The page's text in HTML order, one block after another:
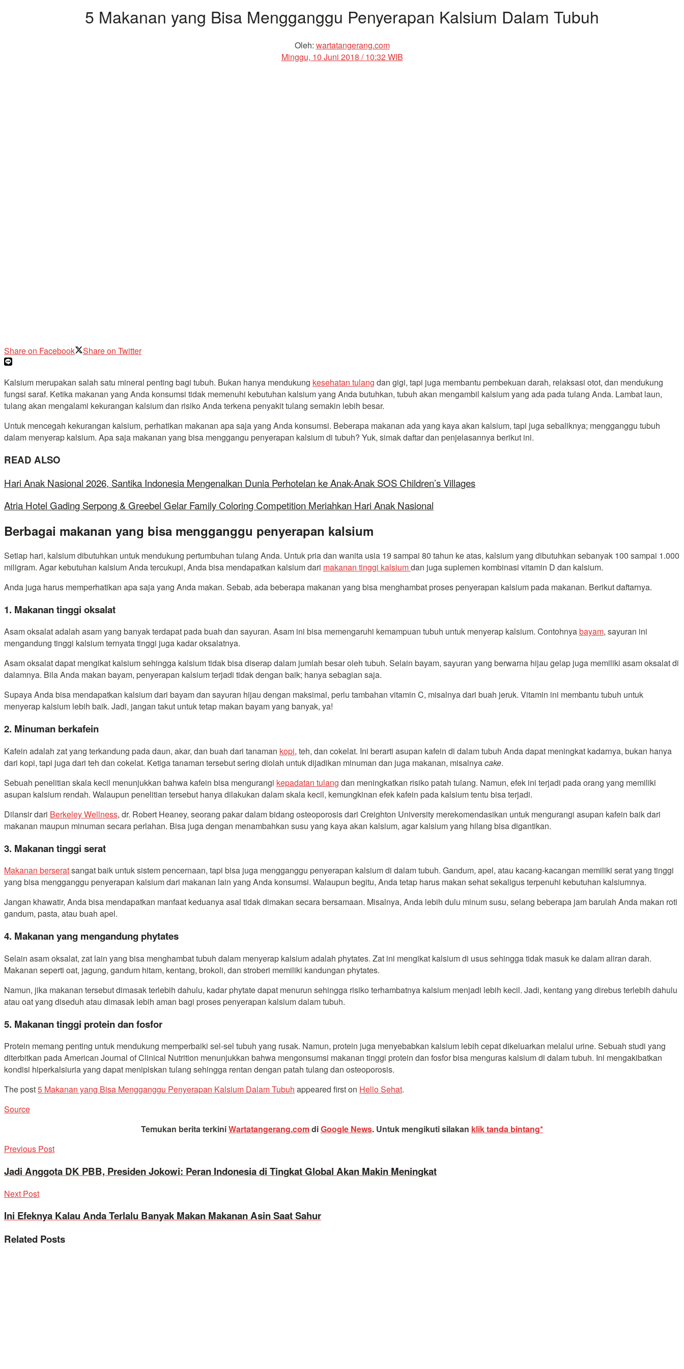
5 Makanan yang Bisa Mengganggu Penyerapan Kalsium Dalam Tubuh
Oleh: wartatangerang.com
Minggu, 10 Juni 2018 / 10:32 WIB
Share on Facebook Share on Twitter
Kalsium merupakan salah satu mineral penting bagi tubuh. Bukan hanya mendukung kesehatan tulang dan gigi, tapi juga membantu pembekuan darah, relaksasi otot, dan mendukung
fungsi saraf. Ketika makanan yang Anda konsumsi tidak memenuhi kebutuhan kalsium yang Anda butuhkan, tubuh akan mengambil kalsium yang ada pada tulang Anda. Lambat laun,
tulang akan mengalami kekurangan kalsium dan risiko Anda terkena penyakit tulang semakin lebih besar.
Untuk mencegah kekurangan kalsium, perhatikan makanan apa saja yang Anda konsumsi. Beberapa makanan ada yang kaya akan kalsium, tapi juga sebaliknya; mengganggu tubuh
dalam menyerap kalsium. Apa saja makanan yang bisa menggangu penyerapan kalsium di tubuh? Yuk, simak daftar dan penjelasannya berikut ini.
READ ALSO
Hari Anak Nasional 2026, Santika Indonesia Mengenalkan Dunia Perhotelan ke Anak-Anak SOS Children’s Villages
Atria Hotel Gading Serpong & Greebel Gelar Family Coloring Competition Meriahkan Hari Anak Nasional
Berbagai makanan yang bisa mengganggu penyerapan kalsium
Setiap hari, kalsium dibutuhkan untuk mendukung pertumbuhan tulang Anda. Untuk pria dan wanita usia 19 sampai 80 tahun ke atas, kalsium yang dibutuhkan sebanyak 100 sampai 1.000
miligram. Agar kebutuhan kalsium Anda tercukupi, Anda bisa mendapatkan kalsium dari makanan tinggi kalsiumdan juga suplemen kombinasi vitamin D dan kalsium.
Anda juga harus memperhatikan apa saja yang Anda makan. Sebab, ada beberapa makanan yang bisa menghambat proses penyerapan kalsium pada makanan. Berikut daftarnya.
1. Makanan tinggi oksalat
Asam oksalat adalah asam yang banyak terdapat pada buah dan sayuran. Asam ini bisa memengaruhi kemampuan tubuh untuk menyerap kalsium. Contohnyabayam, sayuran ini
mengandung tinggi kalsium ternyata tinggi juga kadar oksalatnya.
Asam oksalat dapat mengikat kalsium sehingga kalsium tidak bisa diserap dalam jumlah besar oleh tubuh. Selain bayam, sayuran yang berwarna hijau gelap juga memiliki asam oksalat di
dalamnya. Bila Anda makan bayam, penyerapan kalsium terjadi tidak dengan baik; hanya sebagian saja.
Supaya Anda bisa mendapatkan kalsium dari bayam dan sayuran hijau dengan maksimal, perlu tambahan vitamin C, misalnya dari buah jeruk. Vitamin ini membantu tubuh untuk
menyerap kalsium lebih baik. Jadi, jangan takut untuk tetap makan bayam yang banyak, ya!
2. Minuman berkafein
Kafein adalah zat yang terkandung pada daun, akar, dan buah dari tanaman kopi, teh, dan cokelat. Ini berarti asupan kafein di dalam tubuh Anda dapat meningkat kadarnya, bukan hanya
dari kopi, tapi juga dari teh dan cokelat. Ketiga tanaman tersebut sering diolah untuk dijadikan minuman dan juga makanan, misalnyacake.
Sebuah penelitian skala kecil menunjukkan bahwa kafein bisa mengurangi kepadatan tulang dan meningkatkan risiko patah tulang. Namun, efek ini terjadi pada orang yang memiliki
asupan kalsium rendah. Walaupun penelitian tersebut hanya dilakukan dalam skala kecil, kemungkinan efek kafein pada kalsium tentu bisa terjadi.
Dilansir dari Berkeley Wellness, dr. Robert Heaney, seorang pakar dalam bidang osteoporosis dari Creighton University merekomendasikan untuk mengurangi asupan kafein baik dari
makanan maupun minuman secara perlahan. Bisa juga dengan menambahkan susu yang kaya akan kalsium, agar kalsium yang hilang bisa digantikan.
3. Makanan tinggi serat
Makanan berseratsangat baik untuk sistem pencernaan, tapi bisa juga mengganggu penyerapan kalsium di dalam tubuh. Gandum, apel, atau kacang-kacangan memiliki serat yang tinggi
yang bisa mengganggu penyerapan kalsium dari makanan lain yang Anda konsumsi. Walaupun begitu, Anda tetap harus makan sehat sekaligus terpenuhi kebutuhan kalsiumnya.
Jangan khawatir, Anda bisa mendapatkan manfaat keduanya asal tidak dimakan secara bersamaan. Misalnya, Anda lebih dulu minum susu, selang beberapa jam barulah Anda makan roti
gandum, pasta, atau buah apel.
4. Makanan yang mengandung phytates
Selain asam oksalat, zat lain yang bisa menghambat tubuh dalam menyerap kalsium adalah phytates. Zat ini mengikat kalsium di usus sehingga tidak masuk ke dalam aliran darah.
Makanan seperti oat, jagung, gandum hitam, kentang, brokoli, dan stroberi memiliki kandungan phytates.
Namun, jika makanan tersebut dimasak terlebih dahulu, kadar phytate dapat menurun sehingga risiko terhambatnya kalsium menjadi lebih kecil. Jadi, kentang yang direbus terlebih dahulu
atau oat yang diseduh atau dimasak lebih aman bagi proses penyerapan kalsium dalam tubuh.
5. Makanan tinggi protein dan fosfor
Protein memang penting untuk mendukung memperbaiki sel-sel tubuh yang rusak. Namun, protein juga menyebabkan kalsium lebih cepat dikeluarkan melalui urine. Sebuah studi yang
diterbitkan pada American Journal of Clinical Nutrition menunjukkan bahwa mengonsumsi makanan tinggi protein dan fosfor bisa menguras kalsium di dalam tubuh. Ini mengakibatkan
kondisi hiperkalsiuria yang dapat menipiskan tulang sehingga rentan dengan patah tulang dan osteoporosis.
The post5 Makanan yang Bisa Mengganggu Penyerapan Kalsium Dalam Tubuh appeared first on Hello Sehat.
Source
Temukan berita terkiniWartatangerang.comdiGoogle News. Untuk mengikuti silakan klik tanda bintang*
Previous Post
Jadi Anggota DK PBB, Presiden Jokowi: Peran Indonesia di Tingkat Global Akan Makin Meningkat
Next Post
Ini Efeknya Kalau Anda Terlalu Banyak Makan Makanan Asin Saat Sahur
Related Posts